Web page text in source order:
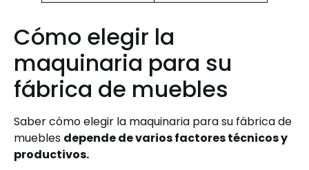
Cómo elegir la
maquinaria para su
fábrica de muebles
Saber cómo elegir la maquinaria para su fábrica de
muebles depende de varios factores técnicos y
productivos.